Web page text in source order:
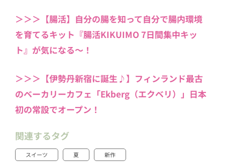
＞＞＞【腸活】自分の腸を知って自分で腸内環境
を育てるキット『腸活KIKUIMO 7日間集中キッ
ト』が気になる～！
＞＞＞【伊勢丹新宿に誕生♪】フィンランド最古
のベーカリーカフェ「Ekberg（エクベリ）」日本
初の常設でオープン！
関連するタグ
スイーツ 夏 新作